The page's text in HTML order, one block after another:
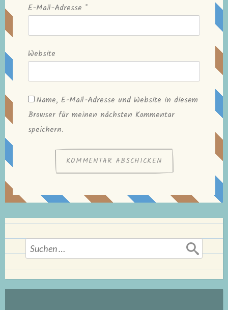
E-Mail-Adresse *
Website
Name, E-Mail-Adresse und Website in diesem
Browser für meinen nächsten Kommentar
speichern.
Suchen
nach: